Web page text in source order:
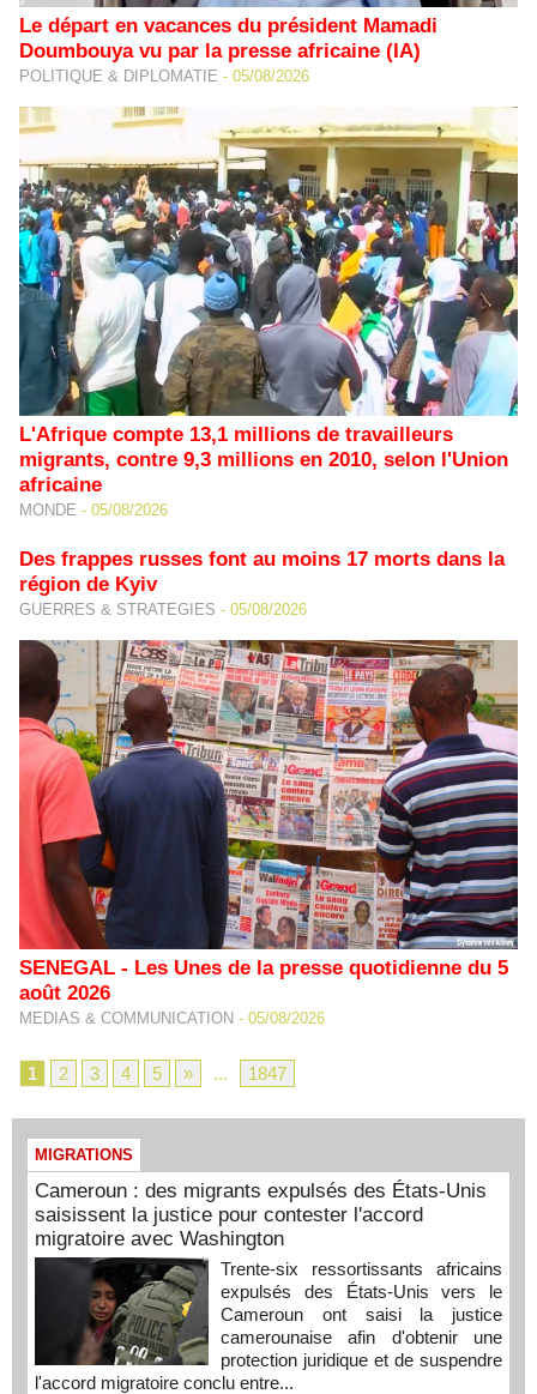
Le départ en vacances du président Mamadi
Doumbouya vu par la presse africaine (IA)
POLITIQUE & DIPLOMATIE - 05/08/2026
L'Afrique compte 13,1 millions de travailleurs
migrants, contre 9,3 millions en 2010, selon l'Union
africaine
MONDE - 05/08/2026
Des frappes russes font au moins 17 morts dans la
région de Kyiv
GUERRES & STRATEGIES - 05/08/2026
SENEGAL - Les Unes de la presse quotidienne du 5
août 2026
MEDIAS & COMMUNICATION - 05/08/2026
1 2 3 4 5 » ... 1847
MIGRATIONS
Cameroun : des migrants expulsés des États-Unis
saisissent la justice pour contester l'accord
migratoire avec Washington
Trente-six ressortissants africains
expulsés des États-Unis vers le
Cameroun ont saisi la justice
camerounaise afin d'obtenir une
protection juridique et de suspendre
l'accord migratoire conclu entre...